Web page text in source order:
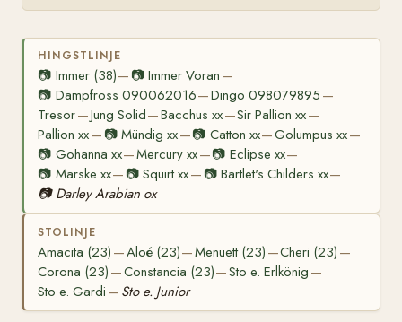
HINGSTLINJE
📷 Immer (38)— 📷Immer Voran —
📷 Dampfross 090062016—Dingo 098079895 —
Tresor—Jung Solid—Bacchus xx—Sir Pallion xx—
Pallion xx— 📷Mündig xx—📷 Catton xx—Golumpus xx—
📷 Gohanna xx—Mercury xx—📷 Eclipse xx—
📷 Marske xx— 📷Squirt xx— 📷 Bartlet's Childers xx—
📷 Darley Arabian ox
STOLINJE
Amacita (23) —Aloé (23)—Menuett (23) —Cheri (23) —
Corona (23) —Constancia (23)—Sto e. Erlkönig —
Sto e. Gardi — Sto e. Junior